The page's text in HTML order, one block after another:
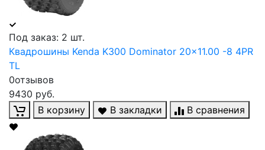
Под заказ: 2 шт.
Квадрошины Kenda K300 Dominator 20x11.00 -8 4PR
TL
0отзывов
9430 руб.
В корзину
В закладки В сравнения